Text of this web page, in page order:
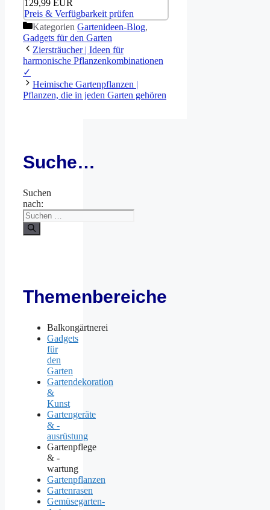
129,99 EUR
Preis & Verfügbarkeit prüfen
Kategorien Gartenideen-Blog,
Gadgets für den Garten
Ziersträucher | Ideen für
harmonische Pflanzenkombinationen
✓
Heimische Gartenpflanzen |
Pflanzen, die in jeden Garten gehören
Suche…
Suchen
nach:
Themenbereiche
Balkongärtnerei
Gadgets
für
den
Garten
Gartendekoration
&
Kunst
Gartengeräte
& -
ausrüstung
Gartenpflege
& -
wartung
Gartenpflanzen
Gartenrasen
Gemüsegarten-